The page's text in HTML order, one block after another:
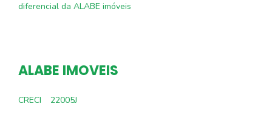
diferencial da ALABE imóveis
ALABE IMOVEIS
CRECI
22005J